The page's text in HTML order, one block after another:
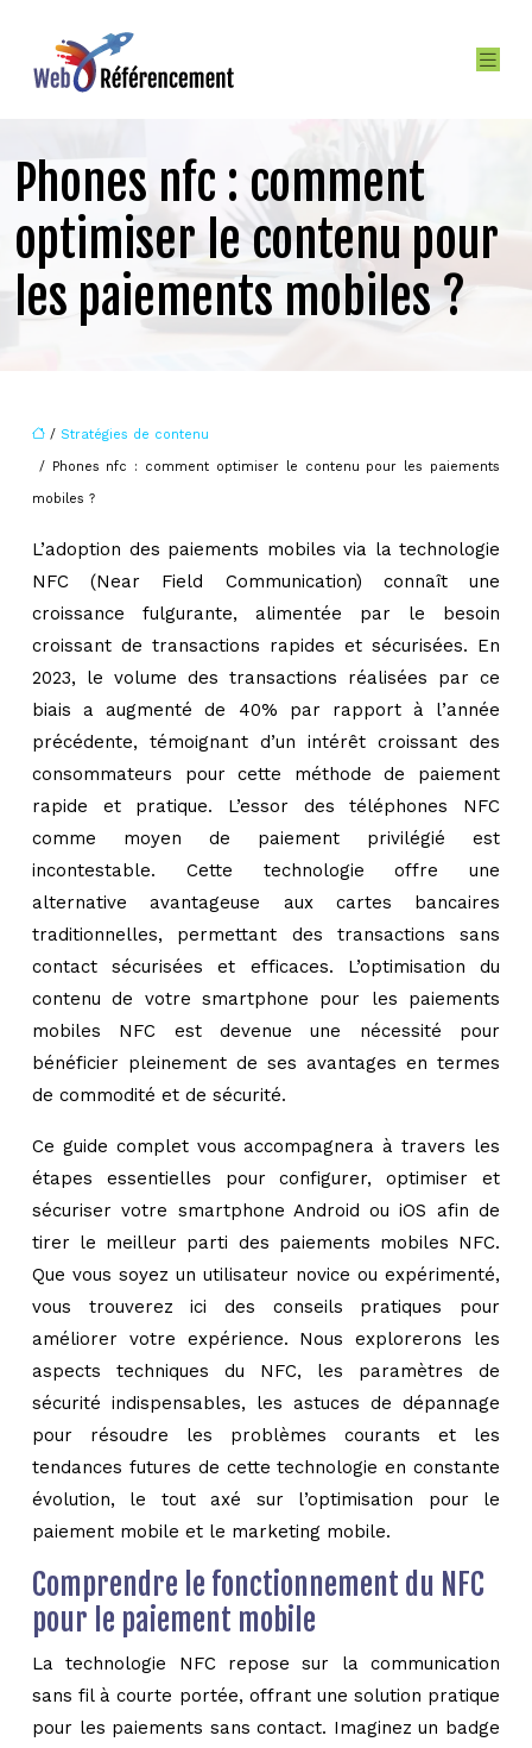
Phones nfc : comment
optimiser le contenu pour
les paiements mobiles ?
/ Stratégies de contenu
/ Phones nfc : comment optimiser le contenu pour les paiements
mobiles ?
L’adoption des paiements mobiles via la technologie
NFC (Near Field Communication) connaît une
croissance fulgurante, alimentée par le besoin
croissant de transactions rapides et sécurisées. En
2023, le volume des transactions réalisées par ce
biais a augmenté de 40% par rapport à l’année
précédente, témoignant d’un intérêt croissant des
consommateurs pour cette méthode de paiement
rapide et pratique. L’essor des téléphones NFC
comme moyen de paiement privilégié est
incontestable. Cette technologie offre une
alternative avantageuse aux cartes bancaires
traditionnelles, permettant des transactions sans
contact sécurisées et efficaces. L’optimisation du
contenu de votre smartphone pour les paiements
mobiles NFC est devenue une nécessité pour
bénéficier pleinement de ses avantages en termes
de commodité et de sécurité.
Ce guide complet vous accompagnera à travers les
étapes essentielles pour configurer, optimiser et
sécuriser votre smartphone Android ou iOS afin de
tirer le meilleur parti des paiements mobiles NFC.
Que vous soyez un utilisateur novice ou expérimenté,
vous trouverez ici des conseils pratiques pour
améliorer votre expérience. Nous explorerons les
aspects techniques du NFC, les paramètres de
sécurité indispensables, les astuces de dépannage
pour résoudre les problèmes courants et les
tendances futures de cette technologie en constante
évolution, le tout axé sur l’optimisation pour le
paiement mobile et le marketing mobile.
Comprendre le fonctionnement du NFC
pour le paiement mobile
La technologie NFC repose sur la communication
sans fil à courte portée, offrant une solution pratique
pour les paiements sans contact. Imaginez un badge